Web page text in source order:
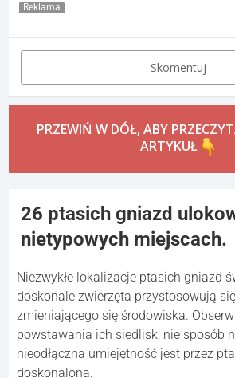
Reklama
Skomentuj
PRZEWIŃ W DÓŁ, ABY
ARTYKUŁ
26 ptasich gniazd
nietypowych miejscach.
Niezwykłe lokalizacje ptasich gniazd
doskonale zwierzęta przystosowują
zmieniającego się środowiska.
powstawania ich siedlisk, nie sposób
nieodłączna umiejętność jest przez
doskonalona.